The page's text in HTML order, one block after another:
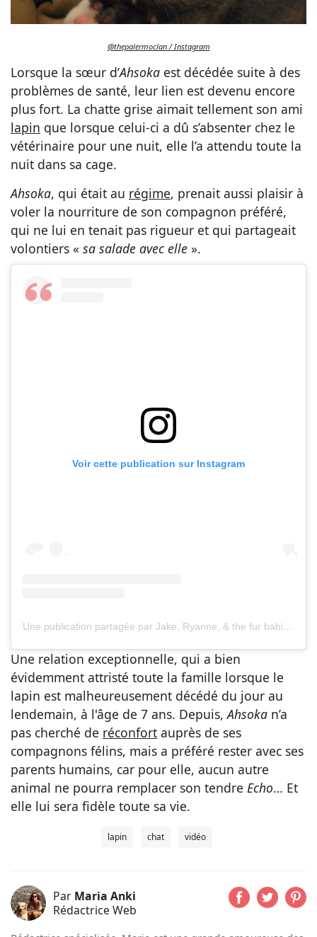
@thepalermoclan / Instagram
Lorsque la sœur d’Ahsoka est décédée suite à des
problèmes de santé, leur lien est devenu encore
plus fort. La chatte grise aimait tellement son ami
lapin que lorsque celui-ci a dû s’absenter chez le
vétérinaire pour une nuit, elle l’a attendu toute la
nuit dans sa cage.
Ahsoka, qui était au régime, prenait aussi plaisir à
voler la nourriture de son compagnon préféré,
qui ne lui en tenait pas rigueur et qui partageait
volontiers « sa salade avec elle ».
Voir cette publication sur Instagram
Une publication partagée par Jake, Ryanne, & the fur babies (@thepalermoclan)
Une relation exceptionnelle, qui a bien
évidemment attristé toute la famille lorsque le
lapin est malheureusement décédé du jour au
lendemain, à l'âge de 7 ans. Depuis,Ahsoka n’a
pas cherché de réconfort auprès de ses
compagnons félins, mais a préféré rester avec ses
parents humains, car pour elle, aucun autre
animal ne pourra remplacer son tendre Echo… Et
elle lui sera fidèle toute sa vie.
lapin chat vidéo
Par Maria Anki
Rédactrice Web